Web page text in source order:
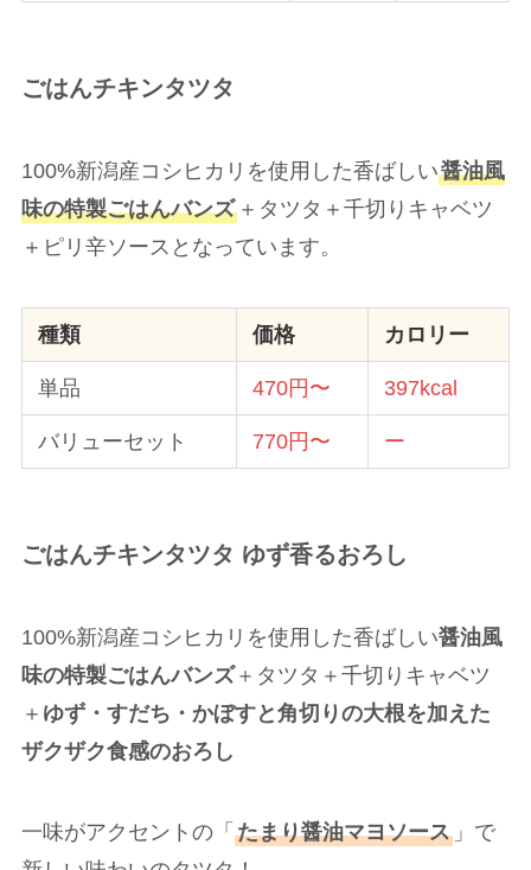
ごはんチキンタツタ
100%新潟産コシヒカリを使用した香ばしい醤油風
味の特製ごはんバンズ＋タツタ＋千切りキャベツ
＋ピリ辛ソースとなっています。
種類 価格 カロリー
単品 470円〜 397kcal
バリューセット 770円〜 ー
ごはんチキンタツタ ゆず香るおろし
100%新潟産コシヒカリを使用した香ばしい醤油風
味の特製ごはんバンズ＋タツタ＋千切りキャベツ
＋ ゆず・すだち・かぼすと角切りの大根を加えた
ザクザク食感のおろし
一味がアクセントの「 たまり醤油マヨソース」で